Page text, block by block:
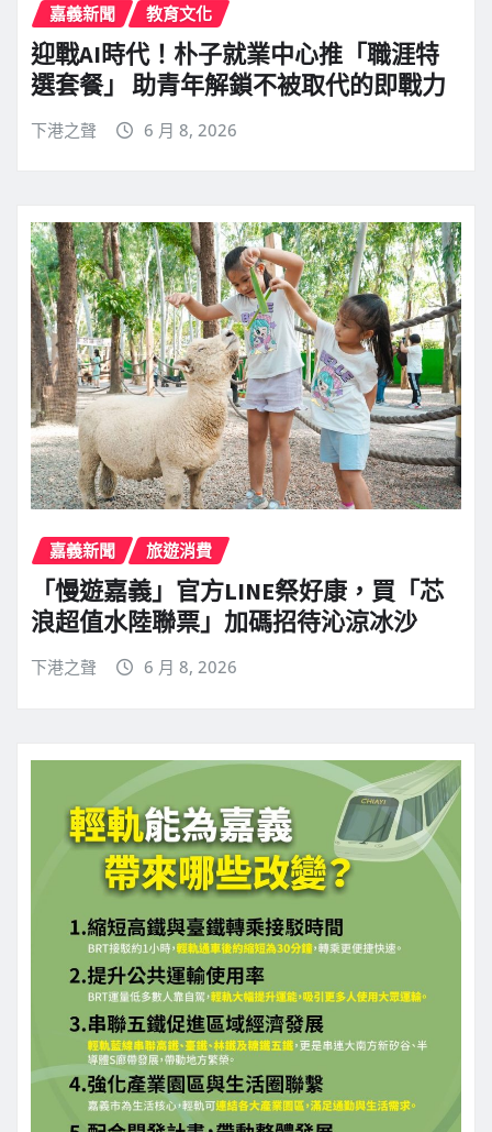
嘉義新聞 教育文化
迎戰AI時代！朴子就業中心推「職涯特
選套餐」 助青年解鎖不被取代的即戰力
下港之聲 6 月 8, 2026
嘉義新聞 旅遊消費
「慢遊嘉義」官方LINE祭好康，買「芯
浪超值水陸聯票」加碼招待沁涼冰沙
下港之聲 6 月 8, 2026